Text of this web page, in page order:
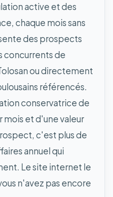
active et des
chaque mois sans
des prospects
concurrents de
ou directement
référencés.
conservatrice de
mois et d'une valeur
c'est plus de
annuel qui
Le site internet le
n'avez pas encore